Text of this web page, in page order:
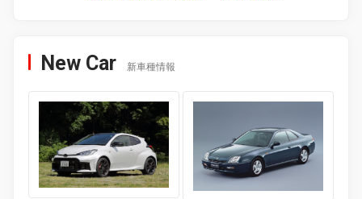
New Car 新車種情報